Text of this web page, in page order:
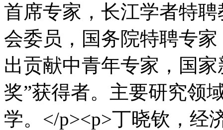
首席专家，长江学者特
会委员，国务院特聘专
出贡献中青年专家，国
奖”获得者。主要研究领
学。</p><p>丁晓钦，经